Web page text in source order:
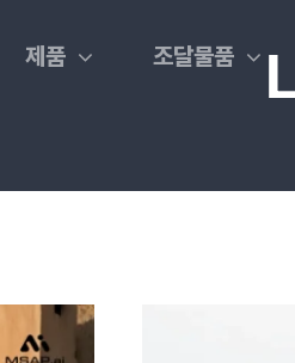
제품 조달물품